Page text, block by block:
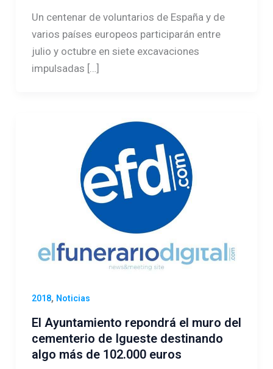
Un centenar de voluntarios de España y de
varios países europeos participarán entre
julio y octubre en siete excavaciones
impulsadas […]
2018, Noticias
El Ayuntamiento repondrá el muro del
cementerio de Igueste destinando
algo más de 102.000 euros